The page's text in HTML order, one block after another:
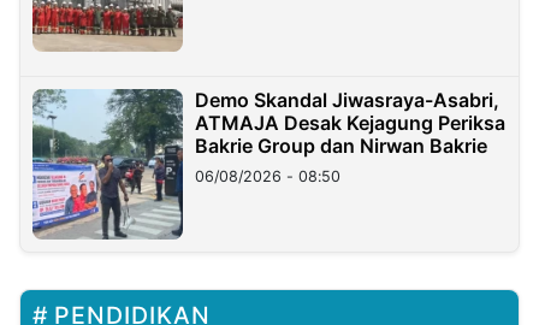
Demo Skandal Jiwasraya-Asabri,
ATMAJA Desak Kejagung Periksa
Bakrie Group dan Nirwan Bakrie
06/08/2026 - 08:50
PENDIDIKAN